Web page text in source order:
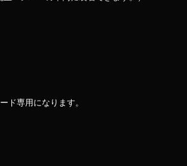
ド専用になります。